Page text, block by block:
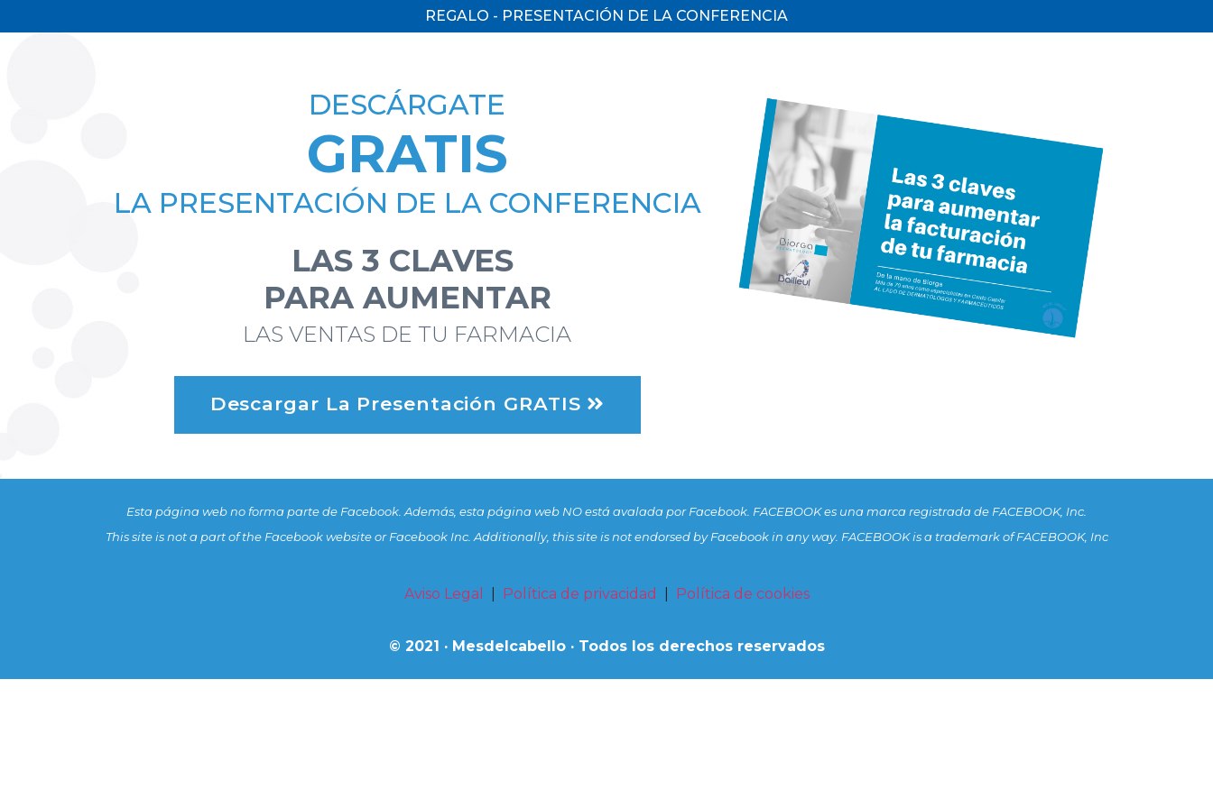
REGALO - PRESENTACIÓN DE LA CONFERENCIA
DESCÁRGATE
GRATIS
LA PRESENTACIÓN DE LA CONFERENCIA
LAS 3 CLAVES
PARA AUMENTAR
LAS VENTAS DE TU FARMACIA
Descargar La Presentación GRATIS
Esta página web no forma parte de Facebook. Además, esta página web NO está avalada por Facebook. FACEBOOK es una marca registrada de FACEBOOK, Inc.
This site is not a part of the Facebook website or Facebook Inc. Additionally, this site is not endorsed by Facebook in any way. FACEBOOK is a trademark of FACEBOOK, Inc
Aviso Legal Política de privacidad Política de cookies
© 2021 · Mesdelcabello · Todos los derechos reservados